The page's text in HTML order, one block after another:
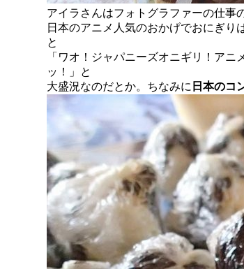
アイラさんはフォトグラファーの仕事
日本のアニメ人気のおかげでおにぎり
と
「ワオ！ジャパニーズオニギリ！ア
ッ！」と
大盛況なのだとか。ちなみに 日本のコ